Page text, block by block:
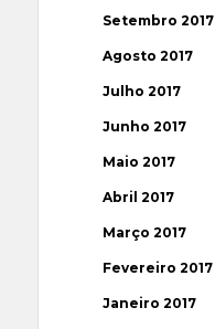
Setembro 2017
Agosto 2017
Julho 2017
Junho 2017
Maio 2017
Abril 2017
Março 2017
Fevereiro 2017
Janeiro 2017